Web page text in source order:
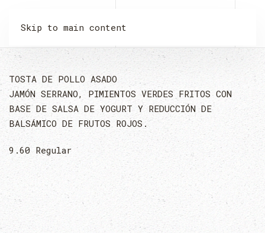
Skip to main content
LA MALQUERIDA
TOSTA DE POLLO ASADO
JAMÓN SERRANO, PIMIENTOS VERDES FRITOS CON
BASE DE SALSA DE YOGURT Y REDUCCIÓN DE
BALSÁMICO DE FRUTOS ROJOS.
9.60 Regular